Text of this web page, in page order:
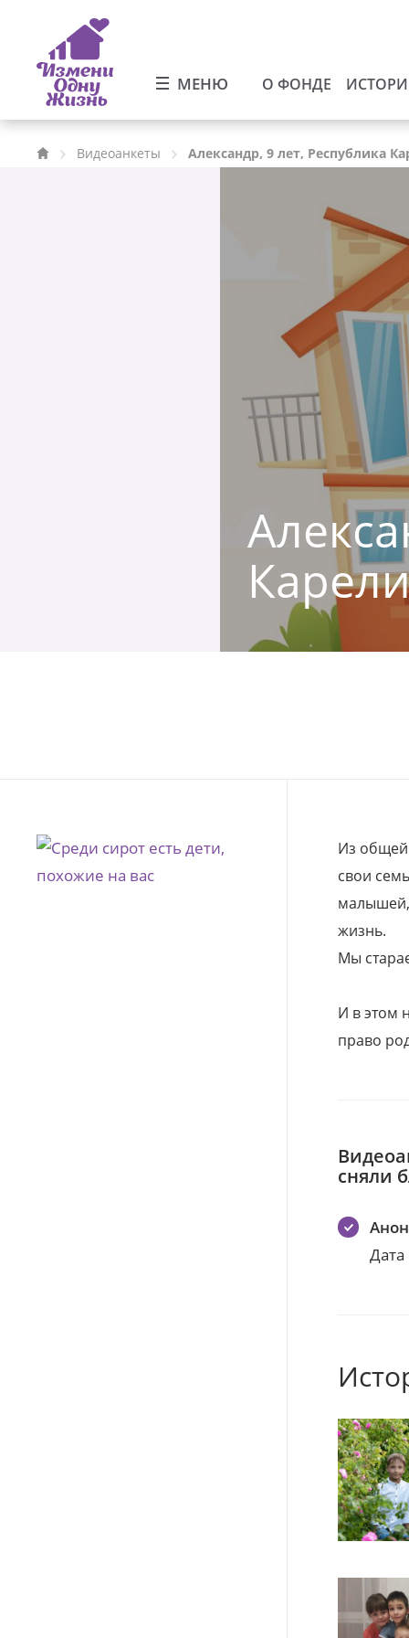
МЕНЮ О ФОНДЕ
Видеоанкеты Александр, 9 лет, Республика
Из общей
свои
малышей,
жизнь.
Мы
И в этом
право
сняли